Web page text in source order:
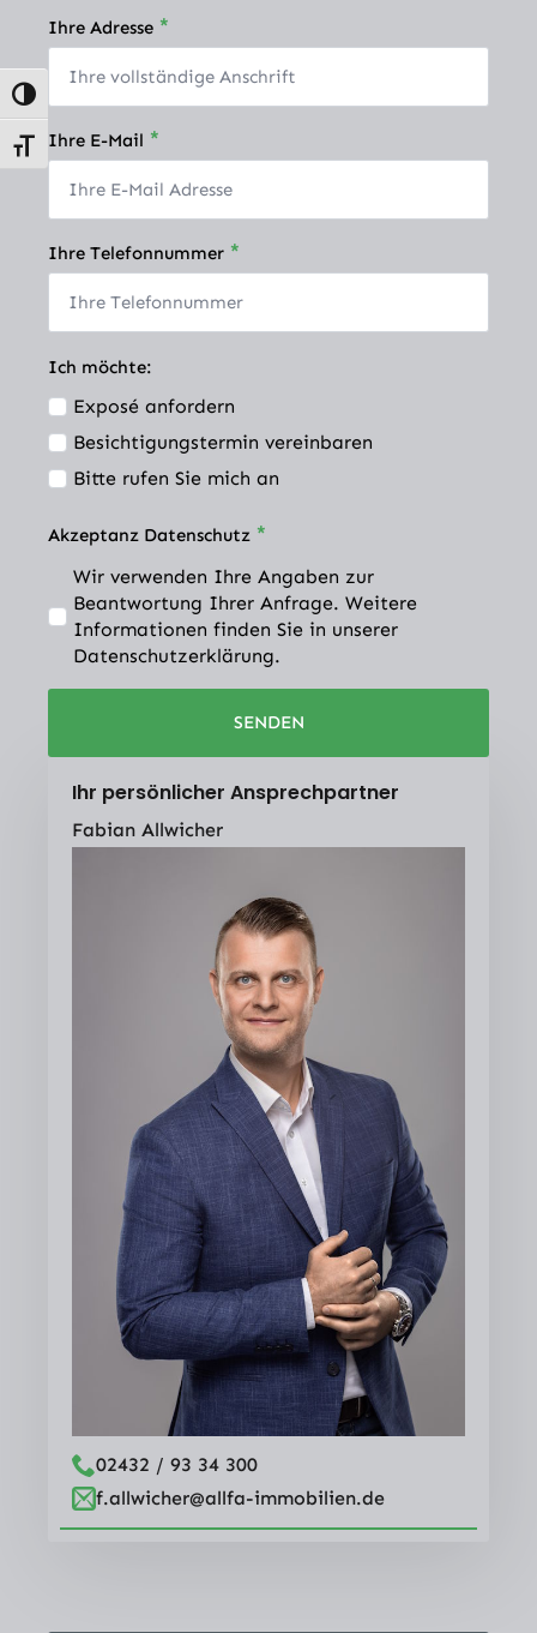
Umschalten auf hohe Kontraste
Schrift vergrößern
Ihr persönlicher Ansprechpartner
Fabian Allwicher
02432 / 93 34 300
f.allwicher@allfa-immobilien.de
Ihre Adresse *
Ihre E-Mail *
Ihre Telefonnummer *
Ich möchte:
Exposé anfordern
Besichtigungstermin vereinbaren
Bitte rufen Sie mich an
Akzeptanz Datenschutz *
Wir verwenden Ihre Angaben zur
Beantwortung Ihrer Anfrage. Weitere
Informationen finden Sie in unserer
Datenschutzerklärung.
SENDEN